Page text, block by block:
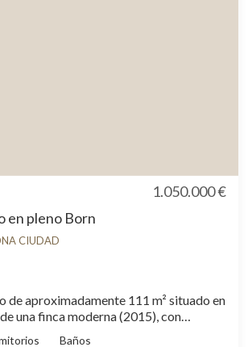
1.050.000 €
en pleno Born
CIUDAD
de aproximadamente 111 m² situado en
una finca moderna (2015), con
Baños